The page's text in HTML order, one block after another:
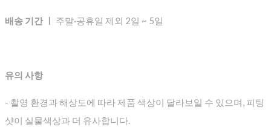
배송 기간 ㅣ 주말·공휴일 제외 2일 ~ 5일
유의 사항
- 촬영 환경과 해상도에 따라 제품 색상이 달라보일 수 있으며, 피팅
샷이 실물색상과 더 유사합니다.